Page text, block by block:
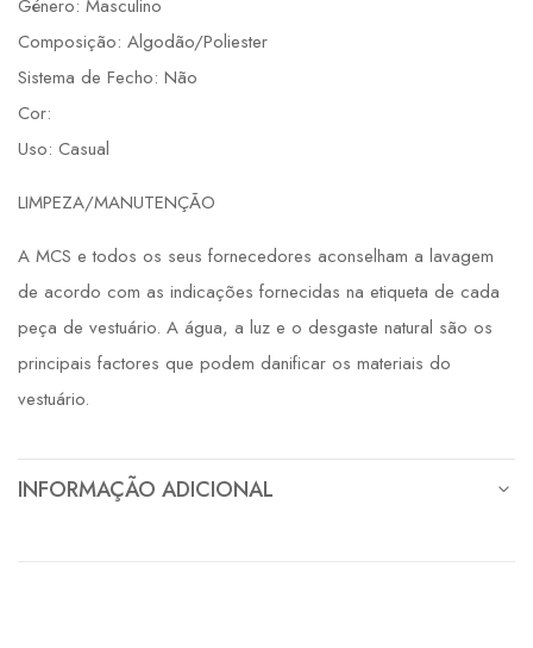
Género: Masculino
Composição: Algodão/Poliester
Sistema de Fecho: Não
Cor:
Uso: Casual
LIMPEZA/MANUTENÇÃO
A MCS e todos os seus fornecedores aconselham a lavagem
de acordo com as indicações fornecidas na etiqueta de cada
peça de vestuário. A água, a luz e o desgaste natural são os
principais factores que podem danificar os materiais do
vestuário.
INFORMAÇÃO ADICIONAL